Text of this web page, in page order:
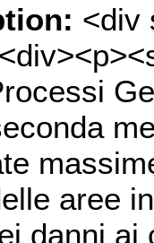
<div
aree
danni